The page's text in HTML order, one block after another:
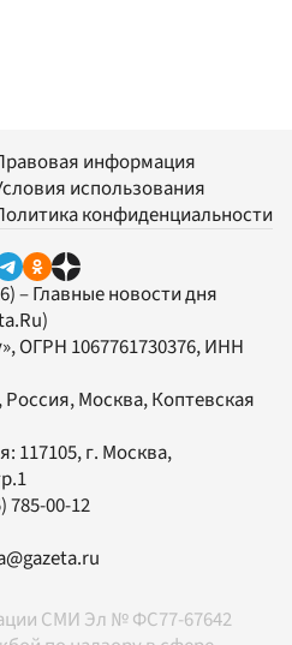
информация
использования
конфиденциальности
– Главные новости дня
, ОГРН 1067761730376, ИНН
Россия, Москва, Коптевская
117105, г. Москва,
785-00-12
СМИ Эл № ФС77-67642